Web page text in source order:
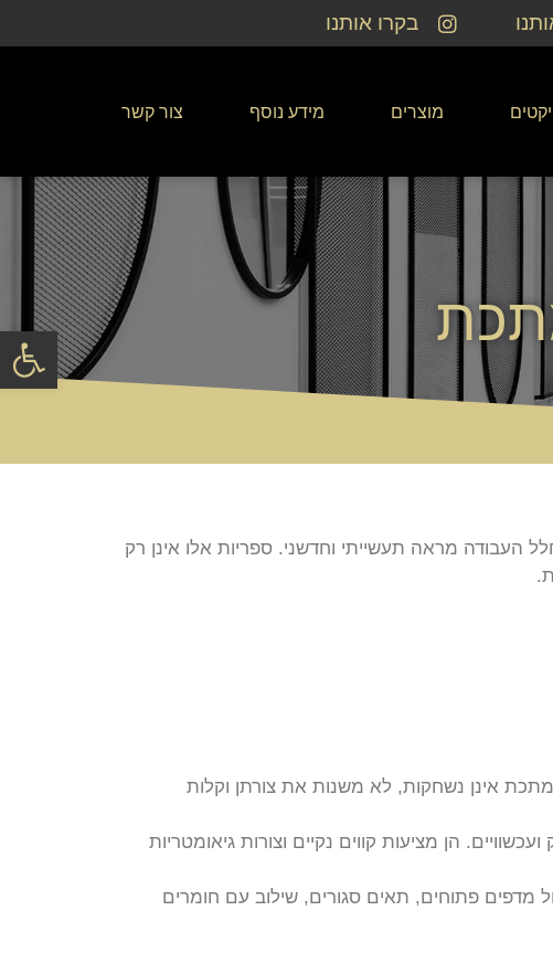
פתח
בקרו אותנו
מוצרים מידע נוסף צור קשר
העבודה מראה תעשייתי וחדשני. ספריות אלו אינן רק
אינן נשחקות, לא משנות את צורתן וקלות
הן מציעות קווים נקיים וצורות גיאומטריות
מדפים פתוחים, תאים סגורים, שילוב עם חומרים